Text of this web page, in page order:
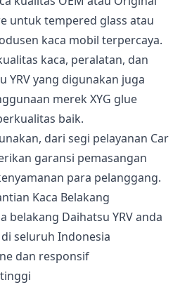
untuk tempered glass atau
kaca mobil terpercaya.
kaca, peralatan, dan
YRV yang digunakan juga
merek XYG glue
baik.
dari segi pelayanan Car
garansi pemasangan
para pelanggang.
belakang Daihatsu YRV anda
seluruh Indonesia
dan responsif